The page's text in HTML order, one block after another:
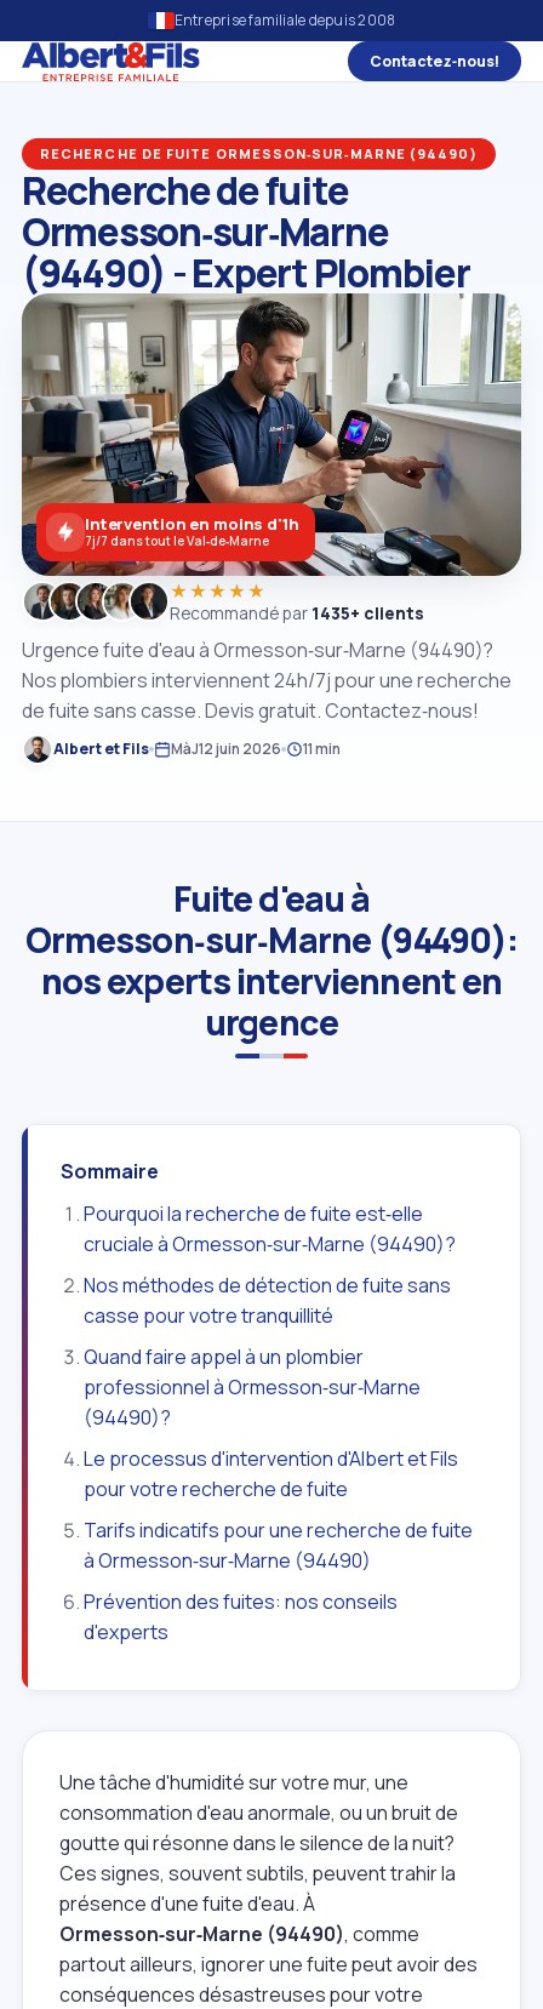
Entreprise familiale depuis 2008
Contactez‑nous!
RECHERCHE DE FUITE ORMESSON‑SUR‑MARNE (94490)
Recherche de fuite
Ormesson‑sur‑Marne
(94490) - Expert Plombier
Urgence fuite d'eau à Ormesson‑sur‑Marne (94490)?
Nos plombiers interviennent 24h/7j pour une recherche
de fuite sans casse. Devis gratuit. Contactez‑nous!
Albert et Fils MàJ12 juin 2026 11 min
★★★★★
Recommandé par 1435+ clients
Intervention en moins d'1h
7j/7 dans tout le Val‑de‑Marne
Fuite d'eau à
Ormesson‑sur‑Marne (94490):
nos experts interviennent en
urgence
Sommaire
Pourquoi la recherche de fuite est‑elle
cruciale à Ormesson‑sur‑Marne (94490)?
Nos méthodes de détection de fuite sans
casse pour votre tranquillité
Quand faire appel à un plombier
professionnel à Ormesson‑sur‑Marne
(94490)?
Le processus d'intervention d'Albert et Fils
pour votre recherche de fuite
Tarifs indicatifs pour une recherche de fuite
à Ormesson‑sur‑Marne (94490)
Prévention des fuites: nos conseils
d'experts
Une tâche d'humidité sur votre mur, une
consommation d'eau anormale, ou un bruit de
goutte qui résonne dans le silence de la nuit?
Ces signes, souvent subtils, peuvent trahir la
présence d'une fuite d'eau. À
Ormesson‑sur‑Marne (94490), comme
partout ailleurs, ignorer une fuite peut avoir des
conséquences désastreuses pour votre